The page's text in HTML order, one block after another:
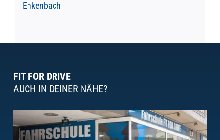
Enkenbach
FIT FOR DRIVE
AUCH IN DEINER NÄHE?